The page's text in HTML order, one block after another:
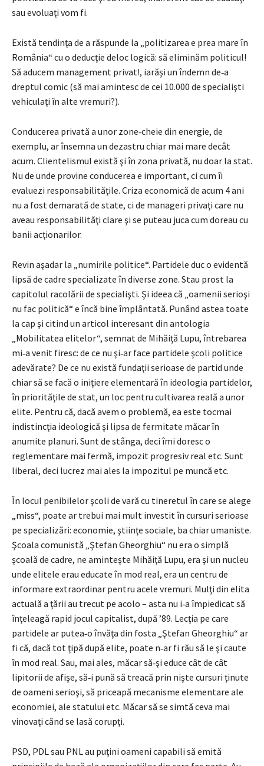
sau evoluaţi vom fi.
Există tendinţa de a răspunde la „politizarea e prea mare în
România“ cu o deducţie deloc logică: să eliminăm politicul!
Să aducem management privat!, iarăşi un îndemn de‑a
dreptul comic (să mai amintesc de cei 10.000 de specialişti
vehiculaţi în alte vremuri?).
Conducerea privată a unor zone‑cheie din energie, de
exemplu, ar însemna un dezastru chiar mai mare decât
acum. Clientelismul există şi în zona privată, nu doar la stat.
Nu de unde provine conducerea e important, ci cum îi
evaluezi responsabilităţile. Criza economică de acum 4 ani
nu a fost demarată de state, ci de manageri privaţi care nu
aveau responsabilităţi clare şi se puteau juca cum doreau cu
banii acţionarilor.
Revin aşadar la „numirile politice“. Partidele duc o evidentă
lipsă de cadre specializate în diverse zone. Stau prost la
capitolul racolării de specialişti. Şi ideea că „oamenii serioşi
nu fac politică“ e încă bine împlântată. Punând astea toate
la cap şi citind un articol interesant din antologia
„Mobilitatea elitelor“, semnat de Mihăiţă Lupu, întrebarea
mi‑a venit firesc: de ce nu şi‑ar face partidele şcoli politice
adevărate? De ce nu există fundaţii serioase de partid unde
chiar să se facă o iniţiere elementară în ideologia partidelor,
în priorităţile de stat, un loc pentru cultivarea reală a unor
elite. Pentru că, dacă avem o problemă, ea este tocmai
indistincţia ideologică şi lipsa de fermitate măcar în
anumite planuri. Sunt de stânga, deci îmi doresc o
reglementare mai fermă, impozit progresiv real etc. Sunt
liberal, deci lucrez mai ales la impozitul pe muncă etc.
În locul penibilelor şcoli de vară cu tineretul în care se alege
„miss“, poate ar trebui mai mult investit în cursuri serioase
pe specializări: economie, ştiinţe sociale, ba chiar umaniste.
Şcoala comunistă „Ştefan Gheorghiu“ nu era o simplă
şcoală de cadre, ne aminteşte Mihăiţă Lupu, era şi un nucleu
unde elitele erau educate în mod real, era un centru de
informare extraordinar pentru acele vremuri. Mulţi din elita
actuală a ţării au trecut pe acolo – asta nu i‑a împiedicat să
înţeleagă rapid jocul capitalist, după ’89. Lecţia pe care
partidele ar putea‑o învăţa din fosta „Ştefan Gheorghiu“ ar
fi că, dacă tot ţipă după elite, poate n‑ar fi rău să le şi caute
în mod real. Sau, mai ales, măcar să‑şi educe cât de cât
lipitorii de afişe, să‑i pună să treacă prin nişte cursuri ţinute
de oameni serioşi, să priceapă mecanisme elementare ale
economiei, ale statului etc. Măcar să se simtă ceva mai
vinovaţi când se lasă corupţi.
PSD, PDL sau PNL au puţini oameni capabili să emită